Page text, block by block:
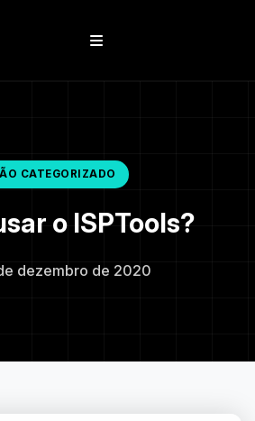
CATEGORIZADO
o ISPTools?
dezembro de 2020